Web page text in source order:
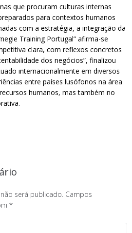
que procuram culturas internas
para contextos humanos
com a estratégia, a integração da
Training Portugal” afirma-se
clara, com reflexos concretos
dos negócios”, finalizou
internacionalmente em diversos
entre países lusófonos na área
humanos, mas também no
será publicado. Campos
*